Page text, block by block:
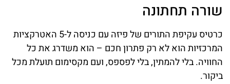
שורה תחתונה
כרטיס עקיפת התורים של פיזה עם כניסה ל-5 האטרקציות
המרכזיות הוא לא רק פתרון חכם – הוא משדרג את כל
החוויה. בלי להמתין, בלי לפספס, ועם מקסימום תועלת מכל
ביקור.